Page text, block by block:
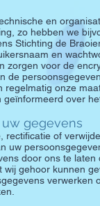
en
zo hebben we
Stichting de
en
zorgen voor de
de
regelmatig onze
over
gegevens
rectificatie of
uw
door ons te
gehoor kunnen